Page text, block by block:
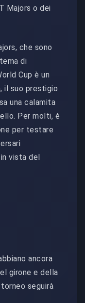
Majors o dei
che sono
di
Cup è un
il suo prestigio
una calamita
Per molti, è
per testare
vista del
ancora
girone e della
seguirà